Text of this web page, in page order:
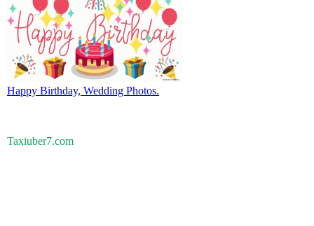
Happy Birthday, Wedding Photos.
Taxiuber7.com